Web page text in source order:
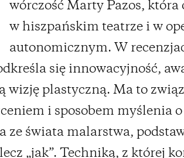
wórczość Marty Pazos,
w hiszpańskim teatrze i w
autonomicznym. W
się innowacyjność,
wizję plastyczną. Ma to
i sposobem myślenia o
ze świata malarstwa,
lecz „jak”. Techniką, z której